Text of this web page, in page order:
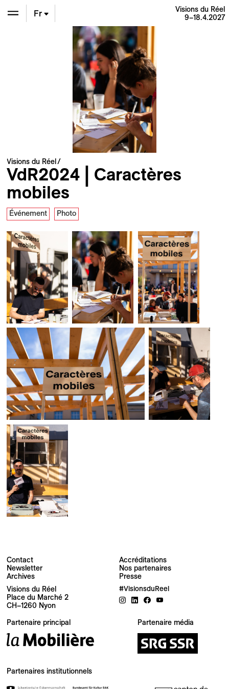
Fr
Visions du Réel
9–18.4.2027
Visions du Réel
VdR2024 | Caractères
mobiles
Événement Photo
Contact
Newsletter
Archives
Accréditations
Nos partenaires
Presse
Visions du Réel
Place du Marché 2
CH–1260 Nyon
#VisionsduReel
Partenaire principal Partenaire média
Partenaires institutionnels
Votre adresse e-mail
Newsletter — FR
Nouvelles du Festival destinées au Public
Newsletter — EN